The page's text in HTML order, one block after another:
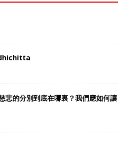
悲的分別到底在哪裏？我們應如何讓